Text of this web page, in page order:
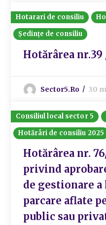
Hotarari de consiliu
Ședințe de consiliu
Hotărârea nr.39
Sector5.ro 30
Consiliul local sector 5
Hotărâri de consiliu 2025
Hotărârea nr.
privind
de gestionare
parcare aflate
public sau